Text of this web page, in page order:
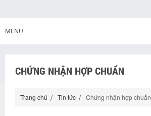
MENU
CHỨNG NHẬN HỢP CHUẨN
Trang chủ Tin tức Chứng nhận hợp chuẩn